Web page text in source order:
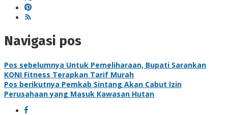
Navigasi pos
Pos sebelumnya Untuk Pemeliharaan, Bupati Sarankan
KONI Fitness Terapkan Tarif Murah
Pos berikutnya Pemkab Sintang Akan Cabut Izin
Perusahaan yang Masuk Kawasan Hutan